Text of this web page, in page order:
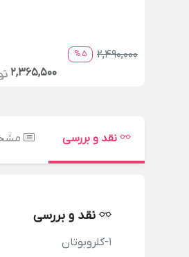
5 %
2,490,000
2,365,500
نقد و بررسی
نقد و بررسی
1-کلروبوتان